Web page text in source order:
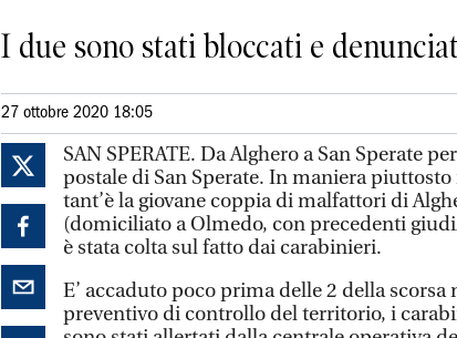
I due sono stati bloccati e
27 ottobre 2020 18:05
SAN SPERATE. Da Alghero a San Sperate
postale di San Sperate. In maniera
tant’è la giovane coppia di malfattori di
(domiciliato a Olmedo, con precedenti
è stata colta sul fatto dai carabinieri.
E’ accaduto poco prima delle 2 della
preventivo di controllo del territorio, i